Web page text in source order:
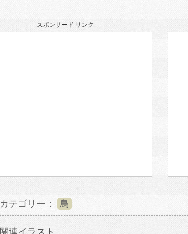
スポンサード リンク
カテゴリー： 鳥
関連イラスト